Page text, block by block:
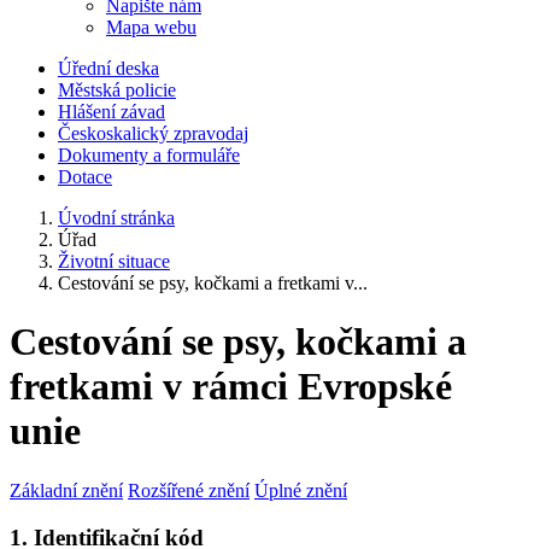
Napište nám
Mapa webu
Úřední deska
Městská policie
Hlášení závad
Českoskalický zpravodaj
Dokumenty a formuláře
Dotace
Úvodní stránka
Úřad
Životní situace
Cestování se psy, kočkami a fretkami v...
Cestování se psy, kočkami a
fretkami v rámci Evropské
unie
Základní znění Rozšířené znění Úplné znění
1. Identifikační kód